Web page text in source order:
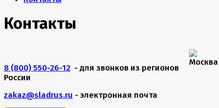
Контакты
8 (800) 550-26-12 - для звонков из регионов
России
zakaz@sladrus.ru - электронная почта